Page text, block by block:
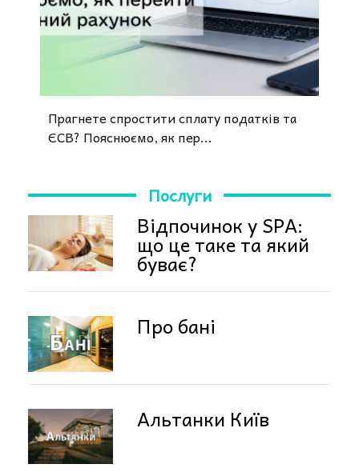
Прагнете спростити сплату податків та
ЄСВ? Пояснюємо, як пер...
Послуги
Відпочинок у SPA:
що це таке та який
буває?
Про бані
Альтанки Київ